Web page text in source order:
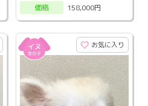
価格
158,000円
お気に入り